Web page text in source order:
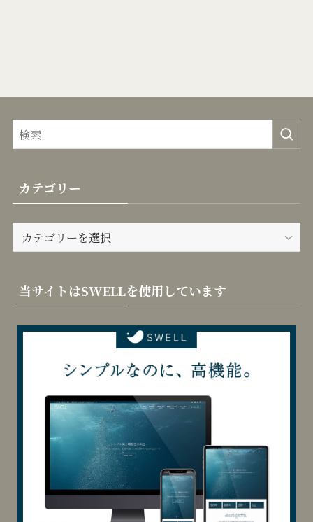
当サイトはSWELLを使用しています